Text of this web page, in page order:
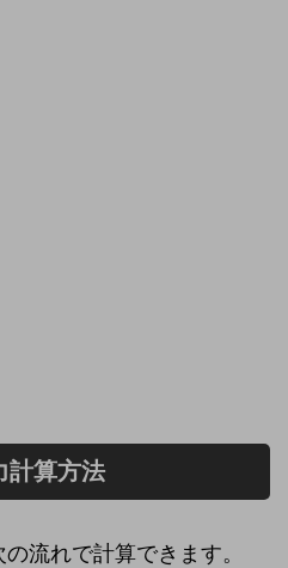
計算方法
流れで計算できます。